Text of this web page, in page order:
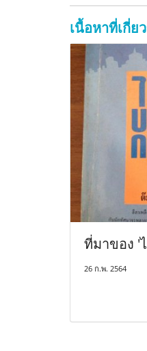
เนื้อหาที่เกี่ย
ที่มาของ '
26 ก.พ. 2564